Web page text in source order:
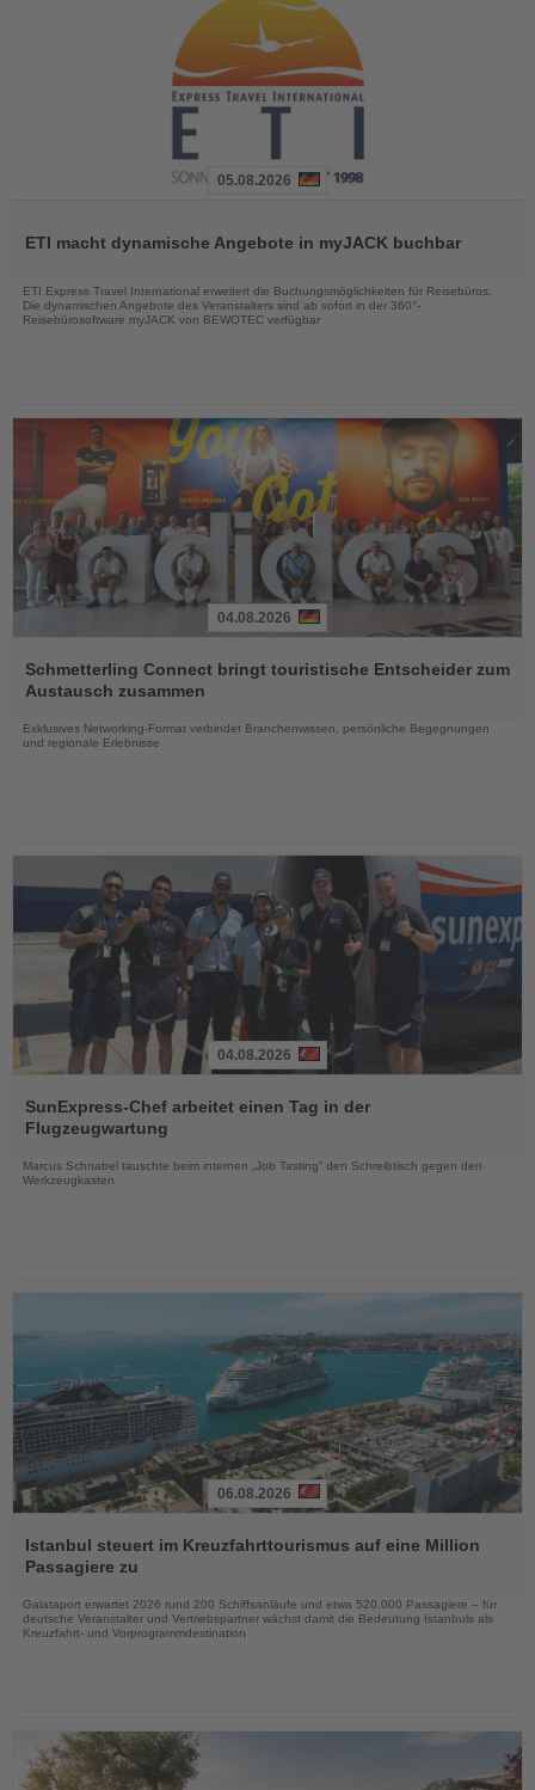
die
05.08.2026
ETI macht dynamische Angebote in myJACK buchbar
ETI Express Travel International erweitert die Buchungsmöglichkeiten für Reisebüros:
Die dynamischen Angebote des Veranstalters sind ab sofort in der 360°-
Reisebürosoftware myJACK von BEWOTEC verfügbar
Sie
die
04.08.2026
Schmetterling Connect bringt touristische Entscheider zum
Austausch zusammen
Exklusives Networking-Format verbindet Branchenwissen, persönliche Begegnungen
und regionale Erlebnisse
Sie
die
Nachrichten
04.08.2026
SunExpress-Chef arbeitet einen Tag in der
Flugzeugwartung
Marcus Schnabel tauschte beim internen „Job Tasting“ den Schreibtisch gegen den
Werkzeugkasten
Sie
die
Nachrichten
06.08.2026
Istanbul steuert im Kreuzfahrttourismus auf eine Million
Passagiere zu
Galataport erwartet 2026 rund 200 Schiffsanläufe und etwa 520.000 Passagiere – für
deutsche Veranstalter und Vertriebspartner wächst damit die Bedeutung Istanbuls als
Kreuzfahrt- und Vorprogrammdestination